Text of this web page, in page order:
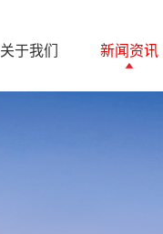
关于我们 新闻资讯